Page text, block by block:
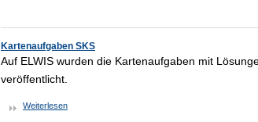
Kartenaufgaben SKS
Auf ELWIS wurden die Kartenaufgaben mit
veröffentlicht.
Weiterlesen